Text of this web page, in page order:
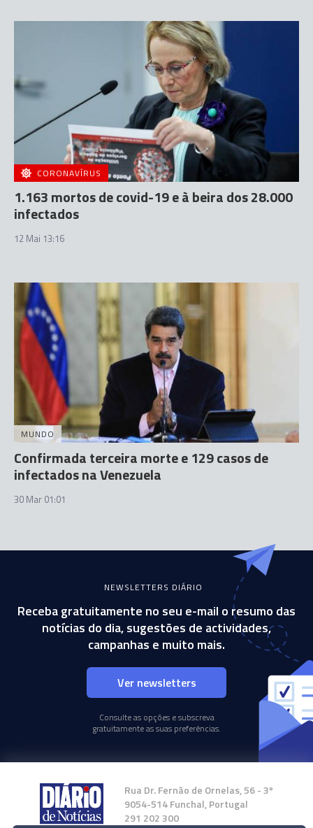
CORONAVÍRUS
1.163 mortos de covid-19 e à beira dos 28.000
infectados
12 Mai 13:16
MUNDO
Confirmada terceira morte e 129 casos de
infectados na Venezuela
30 Mar 01:01
NEWSLETTERS DIÁRIO
Receba gratuitamente no seu e-mail o resumo das
notícias do dia, sugestões de actividades,
campanhas e muito mais.
Ver newsletters
Consulte as opções e subscreva
gratuitamente as suas preferências.
Rua Dr. Fernão de Ornelas, 56 - 3º
9054-514 Funchal, Portugal
291 202 300